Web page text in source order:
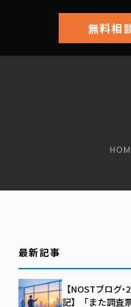
無料相
最新記事
【NOSTブログ
記】「また調査